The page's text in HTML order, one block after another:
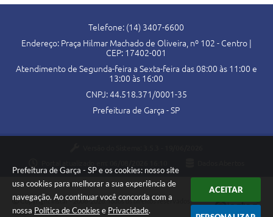
Prefeitura de Garça - SP e os cookies: nosso site
usa cookies para melhorar a sua experiência de
navegação. Ao continuar você concorda com a
nossa Política de Cookies e Privacidade.
ACEITAR
Telefone: (14) 3407-6600
Endereço: Praça Hilmar Machado de Oliveira, nº 102 - Centro |
CEP: 17402-001
Atendimento de Segunda-feira a Sexta-feira das 08:00 às 11:00 e
13:00 às 16:00
CNPJ: 44.518.371/0001-35
Prefeitura de Garça - SP
Copyright Instar - 2006-2026. Todos os direitos reservados -
Instar Tecnologia